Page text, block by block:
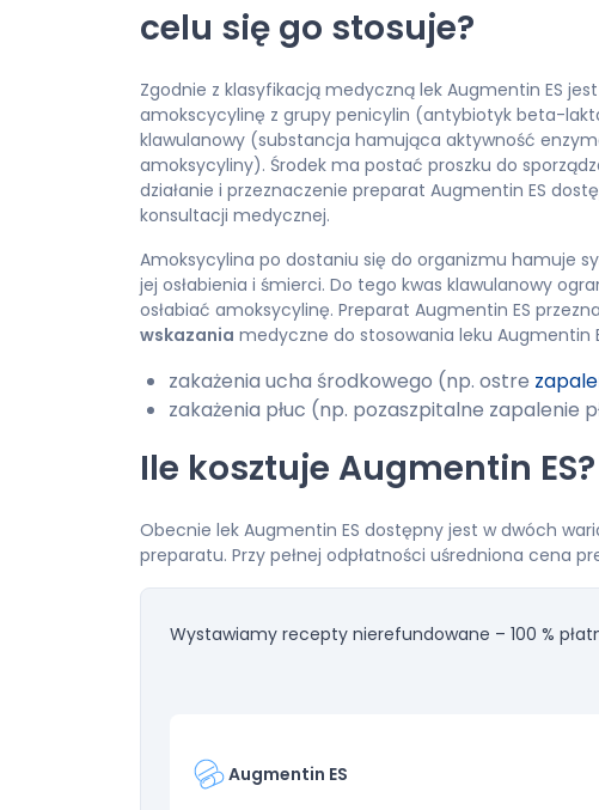
celu się go stosuje?
Zgodnie z klasyfikacją medyczną lek Augmentin ES
amokscycylinę z grupy penicylin (antybiotyk beta-
klawulanowy (substancja hamująca aktywność
amoksycyliny). Środek ma postać proszku do
działanie i przeznaczenie preparat Augmentin ES
konsultacji medycznej.
Amoksycylina po dostaniu się do organizmu hamuje
jej osłabienia i śmierci. Do tego kwas klawulanowy
osłabiać amoksycylinę. Preparat Augmentin ES
wskazania medyczne do stosowania leku Augmentin
zakażenia ucha środkowego (np. ostre
zakażenia płuc (np. pozaszpitalne zapalenie
Ile kosztuje Augmentin ES?
Obecnie lek Augmentin ES dostępny jest w dwóch
preparatu. Przy pełnej odpłatności uśredniona cena
Wystawiamy recepty nierefundowane – 100 %
Augmentin ES